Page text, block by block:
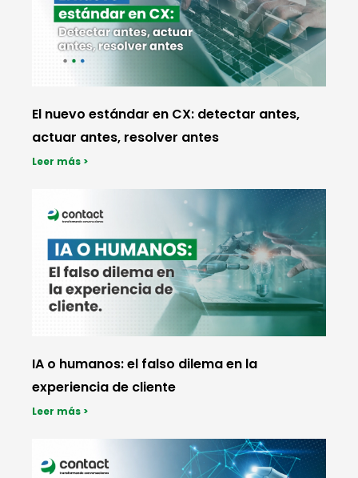
El nuevo estándar en CX: detectar antes,
actuar antes, resolver antes
Leer más >
IA o humanos: el falso dilema en la
experiencia de cliente
Leer más >